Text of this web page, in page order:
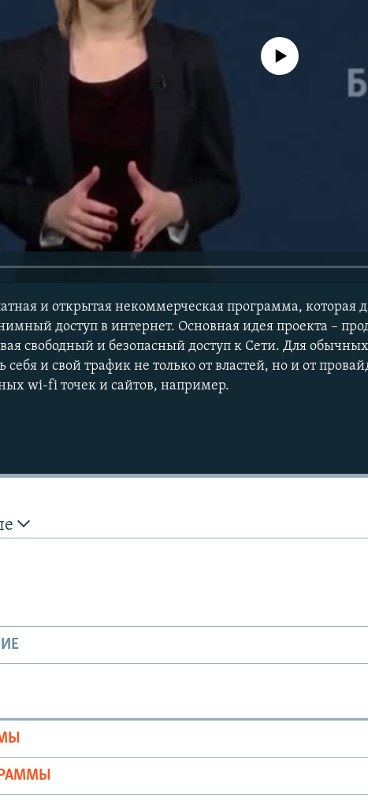
No media source currently
и открытая некоммерческая программа, которая
доступ в интернет. Основная идея проекта –
свободный и безопасный доступ к Сети. Для
себя и свой трафик не только от властей, но и от
wi-fi точек и сайтов, например.